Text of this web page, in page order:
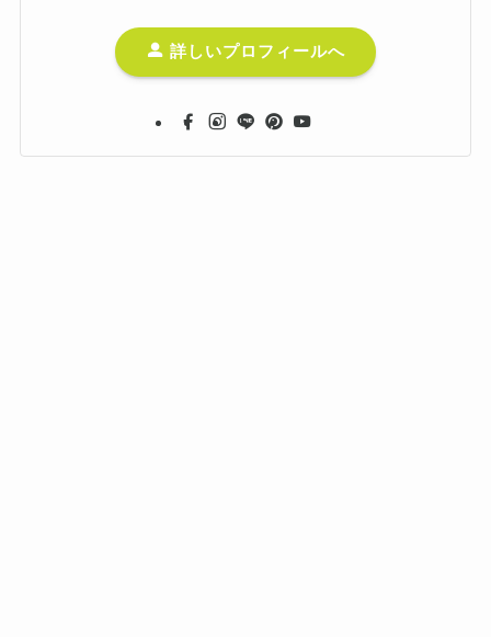
詳しいプロフィールへ